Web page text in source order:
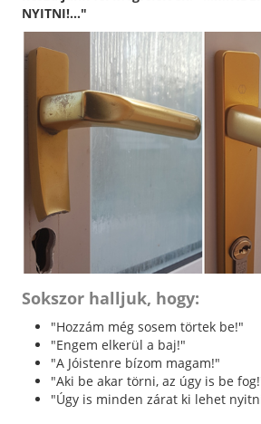
NYITNI!..."
Sokszor halljuk, hogy:
"Hozzám még sosem törtek be!"
"Engem elkerül a baj!"
"A Jóistenre bízom magam!"
"Aki be akar törni, az úgy is be
"Úgy is minden zárat ki lehet